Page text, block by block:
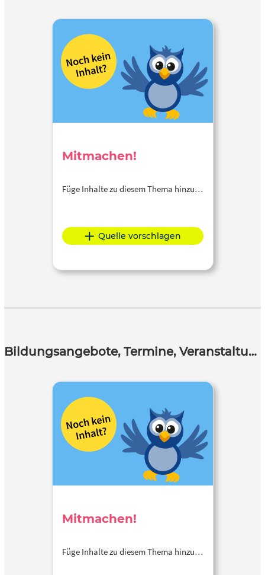
Mitmachen!
Füge Inhalte zu diesem Thema hinzu…
Quelle vorschlagen
Bildungsangebote, Termine, Veranstaltungen
Mitmachen!
Füge Inhalte zu diesem Thema hinzu…